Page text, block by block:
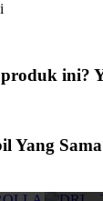
ini?
Yang Sama